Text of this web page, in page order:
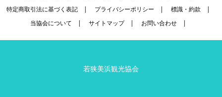
特定商取引法に基づく表記| プライバシーポリシー | 標識・約款 |
当協会について | サイトマップ| お問い合わせ|
若狭美浜観光協会